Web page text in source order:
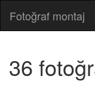
Fotoğraf montaj
36